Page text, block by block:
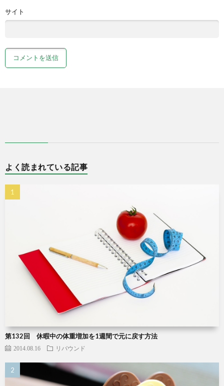
サイト
よく読まれている記事
第132回 休暇中の体重増加を1週間で元に戻す方法
2014.08.16 リバウンド